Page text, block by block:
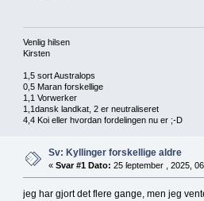
Venlig hilsen
Kirsten
1,5 sort Australops
0,5 Maran forskellige
1,1 Vorwerker
1,1dansk landkat, 2 er neutraliseret
4,4 Koi eller hvordan fordelingen nu er ;-D
Sv: Kyllinger forskellige aldre
« Svar #1 Dato: 25 ſeptember , 2025,
jeg har gjort det flere gange, men jeg